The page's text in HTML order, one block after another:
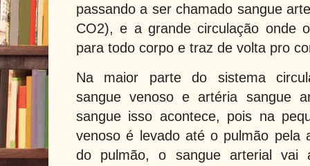
passando a ser chamado sangue
CO2), e a grande circulação onde
para todo corpo e traz de volta pro
Na maior parte do sistema
sangue venoso e artéria sangue
sangue isso acontece, pois na
venoso é levado até o pulmão pela
do pulmão, o sangue arterial vai